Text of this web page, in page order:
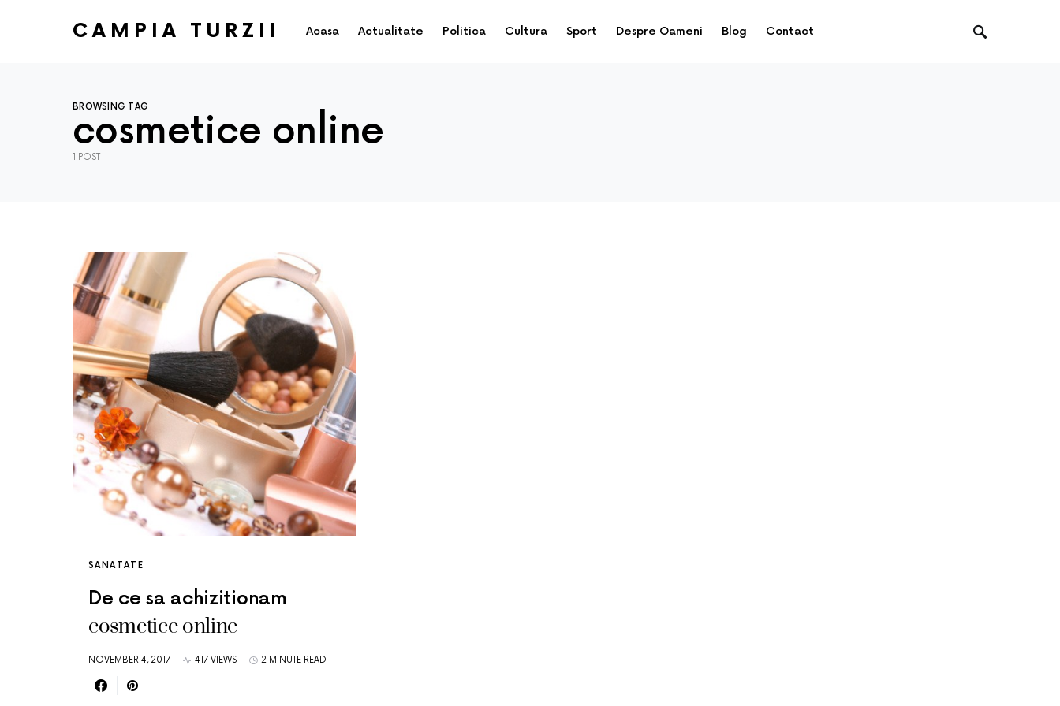
CAMPIA TURZII Acasa Actualitate Politica Cultura Sport Despre Oameni Blog Contact
BROWSING TAG
cosmetice online
1 POST
SANATATE
De ce sa achizitionam
cosmetice online
NOVEMBER 4, 2017 417 VIEWS 2 MINUTE READ